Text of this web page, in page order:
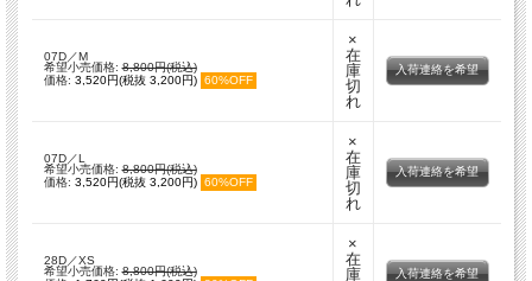
07D／M
希望小売価格:8,800円(税込)
価格: 3,520円(税抜 3,200円) 60%OFF
×
在
庫
切
れ
入荷連絡を希望
07D／L
希望小売価格:8,800円(税込)
価格: 3,520円(税抜 3,200円) 60%OFF
×
在
庫
切
れ
入荷連絡を希望
28D／XS
希望小売価格:8,800円(税込)
×
在
庫
入荷連絡を希望